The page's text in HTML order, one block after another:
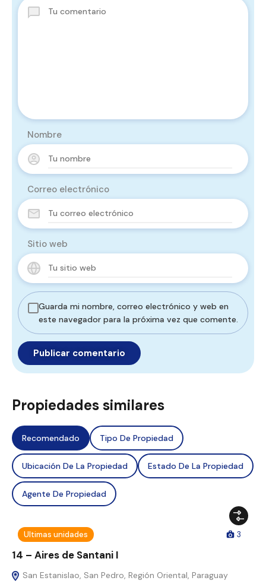
Nombre
Correo electrónico
Sitio web
Guarda mi nombre, correo electrónico y web en
este navegador para la próxima vez que comente.
Propiedades similares
Recomendado Tipo De Propiedad
Ubicación De La Propiedad Estado De La Propiedad
Agente De Propiedad
Ultimas unidades 3
14 – Aires de Santani I
San Estanislao, San Pedro, Región Oriental, Paraguay